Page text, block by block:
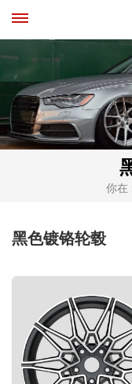
你在 :
黑色镀铬轮毂